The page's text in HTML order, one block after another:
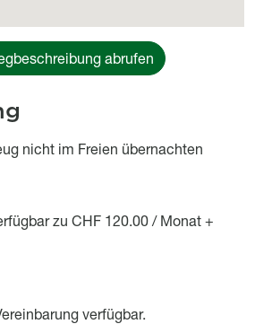
abrufen
nicht im Freien übernachten
zu CHF 120.00 / Monat +
verfügbar.